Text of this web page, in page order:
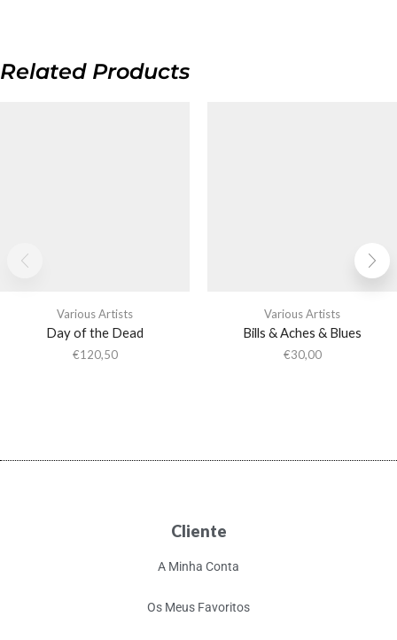
Related Products
Various Artists
Day of the Dead
€120,50
Various Artists
Bills & Aches & Blues
€30,00
Cliente
A Minha Conta
Os Meus Favoritos